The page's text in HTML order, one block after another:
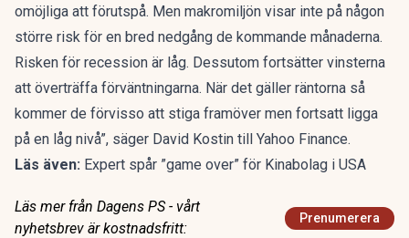
omöjliga att förutspå. Men makromiljön visar inte på någon
större risk för en bred nedgång de kommande månaderna.
Risken för recession är låg. Dessutom fortsätter vinsterna
att överträffa förväntningarna. När det gäller räntorna så
kommer de förvisso att stiga framöver men fortsatt ligga
på en låg nivå”, säger David Kostin till Yahoo Finance.
Läs även: Expert spår ”game over” för Kinabolag i USA
Läs mer från Dagens PS - vårt
nyhetsbrev är kostnadsfritt:
Prenumerera